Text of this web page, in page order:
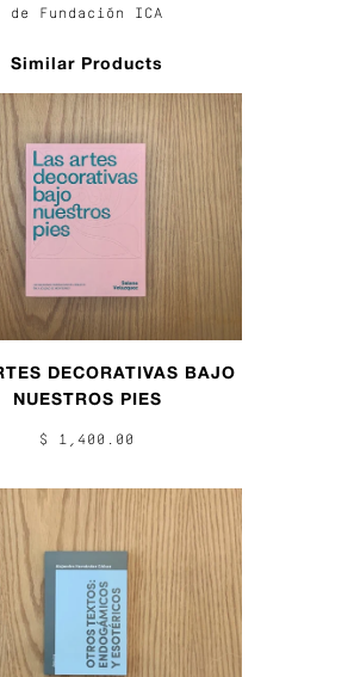
de Fundación ICA
Similar Products
DECORATIVAS BAJO
NUESTROS PIES
$ 1,400.00